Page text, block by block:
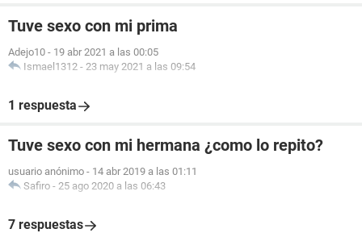
Tuve sexo con mi prima
Adejo10 - 19 abr 2021 a las 00:05
Ismael1312 - 23 may 2021 a las 09:54
1 respuesta
Tuve sexo con mi hermana ¿como lo repito?
usuario anónimo - 14 abr 2019 a las 01:11
Safiro - 25 ago 2020 a las 06:43
7 respuestas